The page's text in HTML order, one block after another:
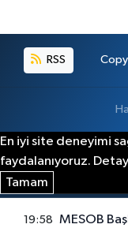
RSS
En iyi site deneyimi
faydalanıyoruz.
Tamam
19:58 MESOB